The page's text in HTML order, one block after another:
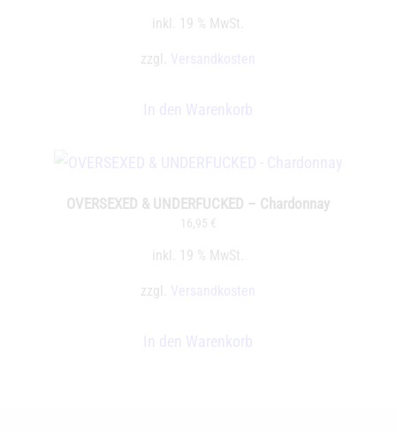
inkl. 19 % MwSt.
zzgl.
OVERSEXED & UNDERFUCKED – Chardonnay
16,95 €
inkl. 19 % MwSt.
zzgl.